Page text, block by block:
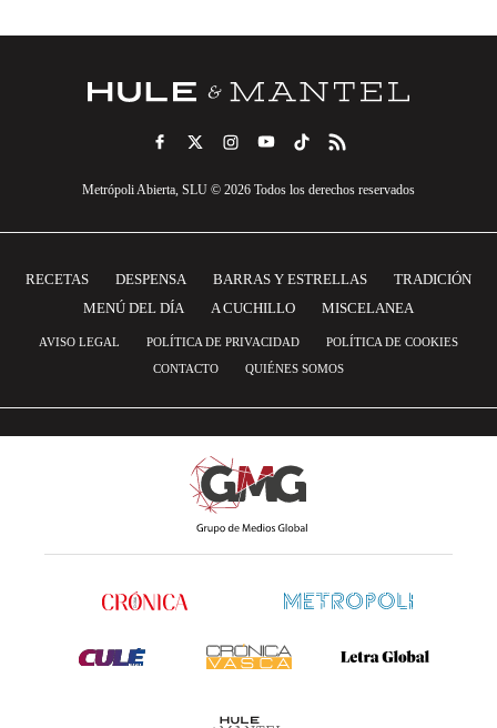
Metrópoli Abierta, SLU © 2026 Todos los derechos reservados
RECETAS DESPENSA BARRAS Y ESTRELLAS
TRADICIÓN
MENÚ DEL DÍA
A CUCHILLO MISCELANEA
AVISO LEGAL POLÍTICA DE PRIVACIDAD
POLÍTICA DE COOKIES
CONTACTO
QUIÉNES SOMOS